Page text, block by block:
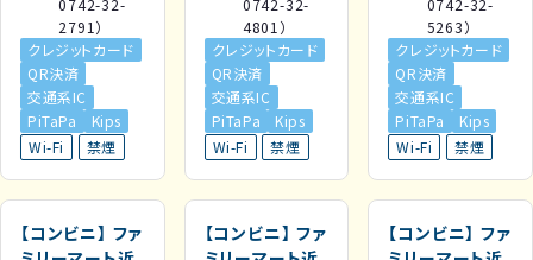
2791）
クレジットカード
QR決済
交通系IC
PiTaPa
Kips
Wi-Fi
禁煙
4801）
クレジットカード
QR決済
交通系IC
PiTaPa
Kips
Wi-Fi
禁煙
5263）
クレジットカード
QR決済
交通系IC
PiTaPa
Kips
Wi-Fi
禁煙
【コンビニ】 ファ
【コンビニ】 ファ
【コンビニ】 ファ